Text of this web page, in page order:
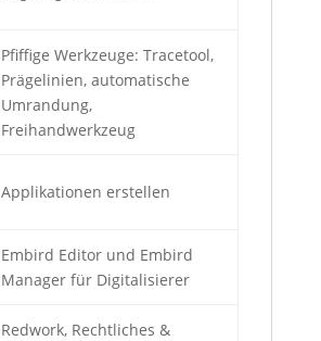
Pfiffige Werkzeuge: Tracetool,
Prägelinien, automatische
Umrandung,
Freihandwerkzeug
Applikationen erstellen
Embird Editor und Embird
Manager für Digitalisierer
Redwork, Rechtliches &